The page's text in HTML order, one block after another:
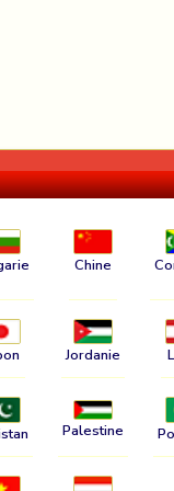
Chine
Jordanie
Palestine